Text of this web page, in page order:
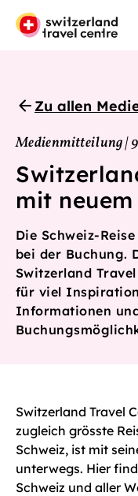
Zu allen
Medienmitteilung |
mit
Die Schweiz-
bei der Buchung.
Switzerland
für viel
Informationen
Switzerland Travel
zugleich grösste
Schweiz, ist mit
unterwegs. Hier
Schweiz und aller